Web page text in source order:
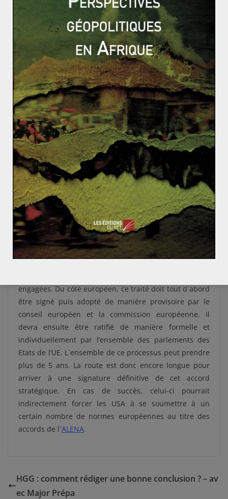
AOP/IGP sa production nationale de fromages (on en
compte 57), lesquels sont vendus sous des noms
européens porteurs comme la feta ou la mozzarella. L
´UE conteste certaines appellations, déjà réservées à
des fromages européens et souhaite maintenir une
utilisation exclusive de ces IGP (Indications
Géographiques Protégées). Lors de la signature du
CETA, l’Europe a réussi à obtenir gain de cause de la
part du Canada. Un autre thème inquiète
particulièrement les mexicains ; il s’agit de la mise en
place d´un tribunal multilatéral d´investissement
permanent pour résoudre les différends commerciaux.
Sur le principe, le Mexique n´est pas opposé à ce type
de mécanisme mais il manque d´expérience dans ce
domaine et appréhende donc de se faire léser.
Les différents rounds de négociation avancent de bon
train. L´ensemble de l´échiquier politique mexicain est
par ailleurs favorable à cette renégociation. Les futures
élections présidentielles de juillet 2018, qui pourraient
engagées. Du côté européen, ce traité doit tout d´abord
être signé puis adopté de manière provisoire par le
conseil européen et la commission européenne. Il
devra ensuite être ratifié de manière formelle et
individuellement par l’ensemble des parlements des
Etats de l’UE. L´ensemble de ce processus peut prendre
plus de 5 ans. La route est donc encore longue pour
arriver à une signature définitive de cet accord
stratégique. En cas de succès, celui-ci pourrait
indirectement forcer les USA à se soumettre à un
certain nombre de normes européennes au titre des
accords de l´ALENA.
HGG : comment rédiger une bonne conclusion ? – av
ec Major Prépa